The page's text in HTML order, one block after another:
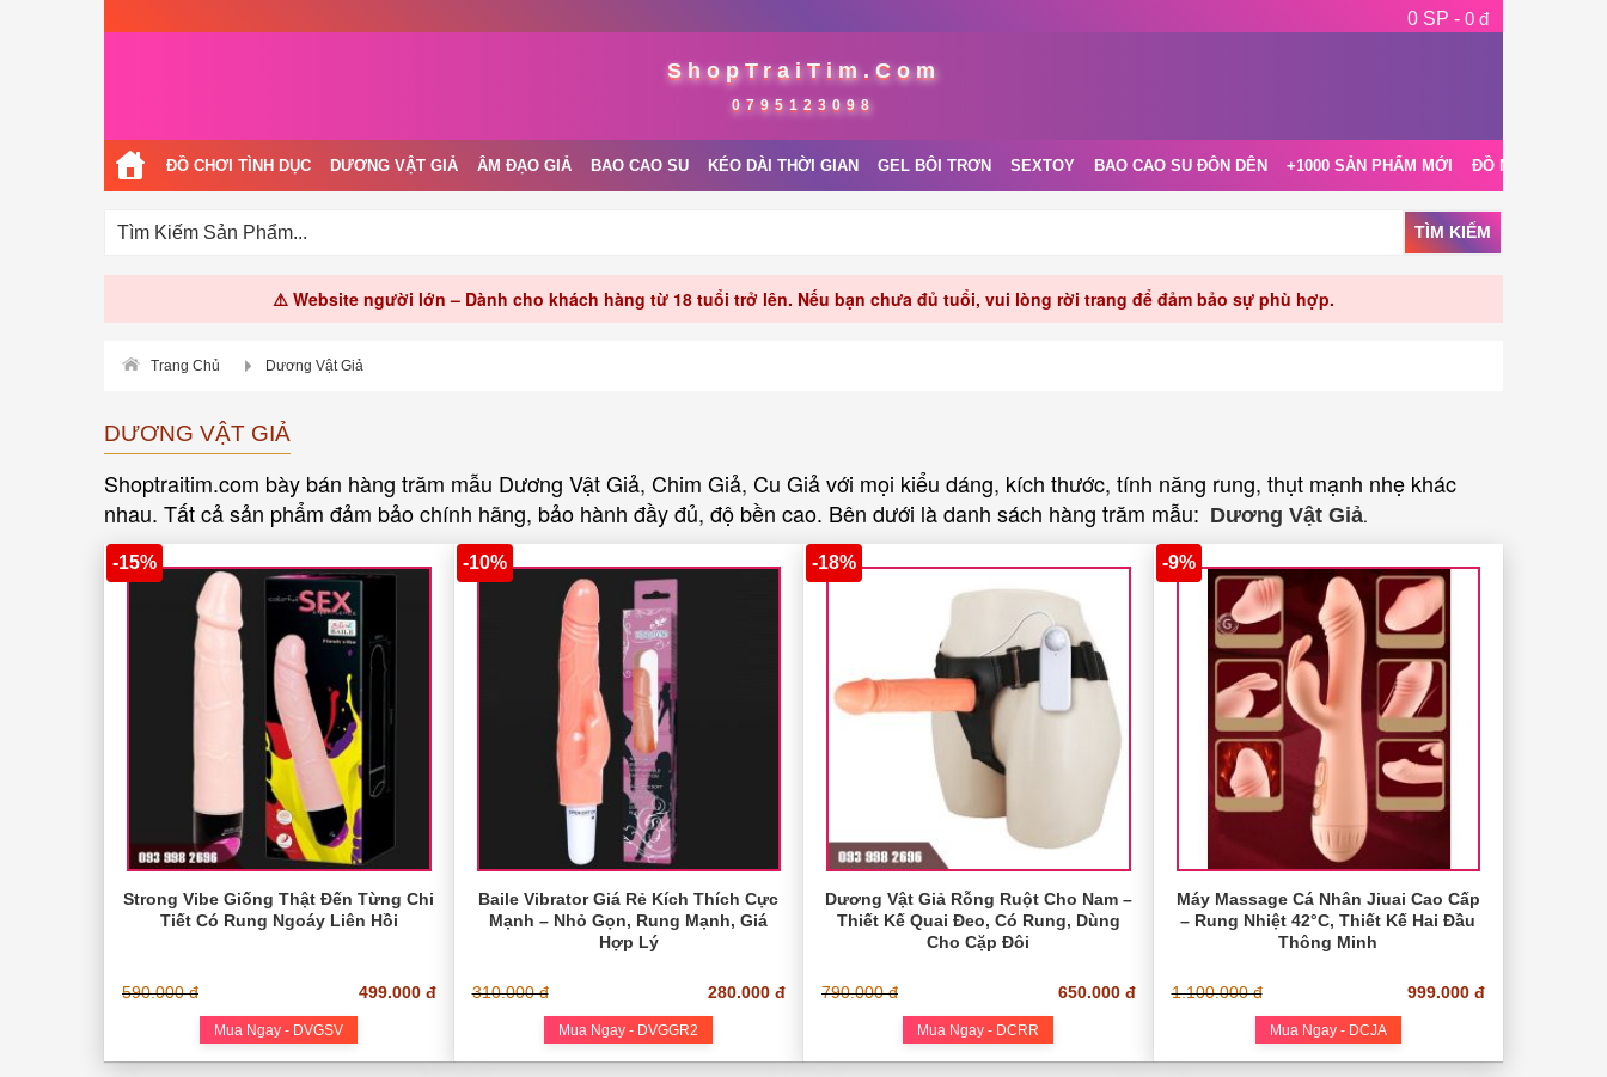
0 SP - 0 đ
ShopTraiTim.Com
0795123098
ĐỒ CHƠI TÌNH DỤC DƯƠNG VẬT GIẢ ÂM ĐẠO GIẢ BAO CAO SU KÉO DÀI THỜI GIAN GEL BÔI TRƠN SEXTOY BAO CAO SU ĐÔN DÊN +1000 SẢN PHẨM MỚI ĐỒ NGỦ NỘI Y
TÌM KIẾM
⚠️ Website người lớn – Dành cho khách hàng từ 18 tuổi trở lên. Nếu bạn chưa đủ tuổi, vui lòng rời trang để đảm bảo sự phù hợp.
Trang Chủ Dương Vật Giả
DƯƠNG VẬT GIẢ
Shoptraitim.com bày bán hàng trăm mẫu Dương Vật Giả, Chim Giả, Cu Giả với mọi kiểu dáng, kích thước, tính năng rung, thụt mạnh nhẹ khác
nhau. Tất cả sản phẩm đảm bảo chính hãng, bảo hành đầy đủ, độ bền cao. Bên dưới là danh sách hàng trăm mẫu: Dương Vật Giả.
Strong Vibe Giống Thật Đến Từng Chi
Tiết Có Rung Ngoáy Liên Hồi
590.000 đ 499.000 đ
-15%
Mua Ngay - DVGSV
Baile Vibrator Giá Rẻ Kích Thích Cực
Mạnh – Nhỏ Gọn, Rung Mạnh, Giá
Hợp Lý
310.000 đ 280.000 đ
-10%
Mua Ngay - DVGGR2
Dương Vật Giả Rỗng Ruột Cho Nam –
Thiết Kế Quai Đeo, Có Rung, Dùng
Cho Cặp Đôi
790.000 đ 650.000 đ
-18%
Mua Ngay - DCRR
Máy Massage Cá Nhân Jiuai Cao Cấp
– Rung Nhiệt 42°C, Thiết Kế Hai Đầu
Thông Minh
1.100.000 đ 999.000 đ
-9%
Mua Ngay - DCJA